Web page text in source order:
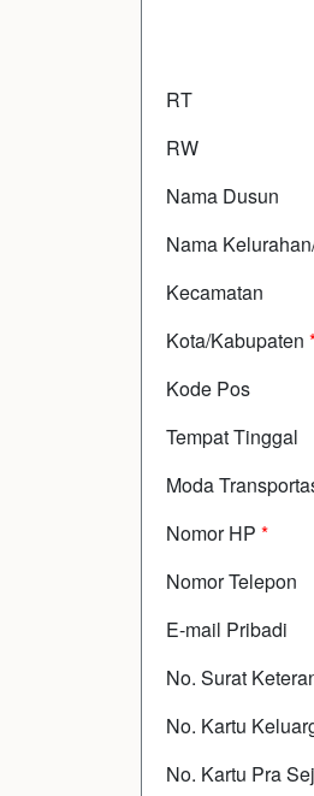
RT
RW
Nama Dusun
Nama
Kecamatan
Kota/Kabupaten
Kode Pos
Tempat Tinggal
Moda
Nomor HP *
Nomor Telepon
E-mail Pribadi
No. Surat
No. Kartu
No. Kartu Pra